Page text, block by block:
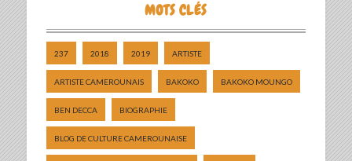
MOTS CLÉS
237 2018 2019 ARTISTE
ARTISTE CAMEROUNAIS BAKOKO BAKOKO MOUNGO
BEN DECCA BIOGRAPHIE
BLOG DE CULTURE CAMEROUNAISE